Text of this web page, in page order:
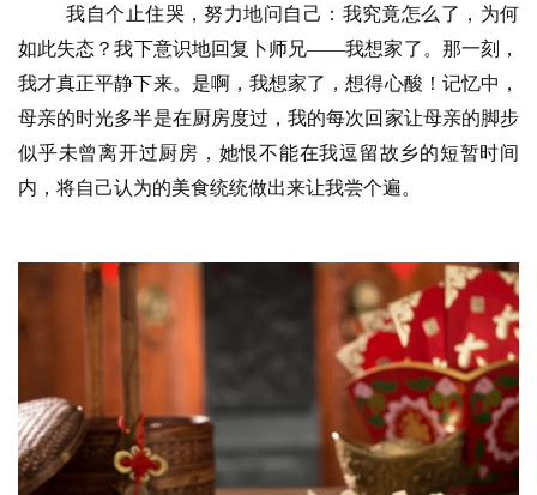
我自个止住哭，努力地问自己：我究竟怎么了，为何
如此失态？我下意识地回复卜师兄——我想家了。那一刻，
我才真正平静下来。是啊，我想家了，想得心酸！记忆中，
母亲的时光多半是在厨房度过，我的每次回家让母亲的脚步
似乎未曾离开过厨房，她恨不能在我逗留故乡的短暂时间
内，将自己认为的美食统统做出来让我尝个遍。